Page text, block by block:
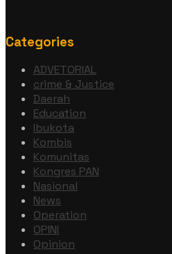
Categories
ADVETORIAL
crime & Justice
Daerah
Education
Ibukota
Kombis
Komunitas
Kongres PAN
Nasional
News
Operation
OPINI
Opinion